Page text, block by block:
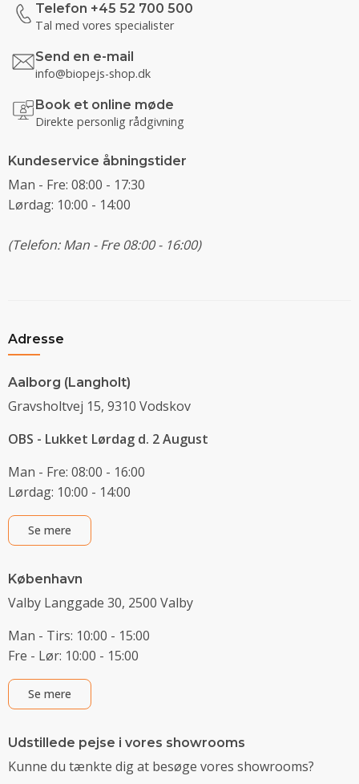
Telefon +45 52 700 500
Tal med vores specialister
Send en e-mail
info@biopejs-shop.dk
Book et online møde
Direkte personlig rådgivning
Kundeservice åbningstider
Man - Fre: 08:00 - 17:30
Lørdag: 10:00 - 14:00
(Telefon: Man - Fre 08:00 - 16:00)
Adresse
Aalborg (Langholt)
Gravsholtvej 15, 9310 Vodskov
OBS - Lukket Lørdag d. 2 August
Man - Fre: 08:00 - 16:00
Lørdag: 10:00 - 14:00
Se mere
København
Valby Langgade 30, 2500 Valby
Man - Tirs: 10:00 - 15:00
Fre - Lør: 10:00 - 15:00
Se mere
Udstillede pejse i vores showrooms
Kunne du tænkte dig at besøge vores showrooms?